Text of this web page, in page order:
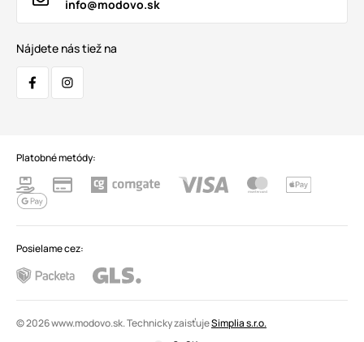
info@modovo.sk
Nájdete nás tiež na
Platobné metódy:
Posielame cez:
© 2026 www.modovo.sk. Technicky zaisťujeSimplia s.r.o.